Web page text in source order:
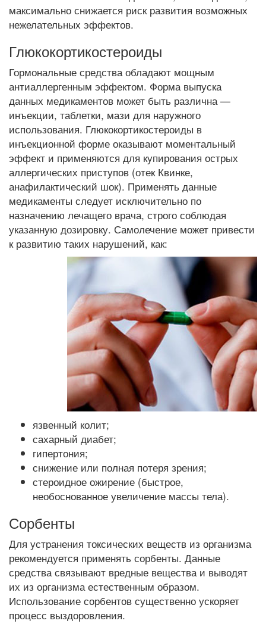
максимально снижается риск развития возможных
нежелательных эффектов.
Глюкокортикостероиды
Гормональные средства обладают мощным
антиаллергенным эффектом. Форма выпуска
данных медикаментов может быть различна —
инъекции, таблетки, мази для наружного
использования. Глюкокортикостероиды в
инъекционной форме оказывают моментальный
эффект и применяются для купирования острых
аллергических приступов (отек Квинке,
анафилактический шок). Применять данные
медикаменты следует исключительно по
назначению лечащего врача, строго соблюдая
указанную дозировку. Самолечение может привести
к развитию таких нарушений, как:
язвенный колит;
сахарный диабет;
гипертония;
снижение или полная потеря зрения;
стероидное ожирение (быстрое,
необоснованное увеличение массы тела).
Сорбенты
Для устранения токсических веществ из организма
рекомендуется применять сорбенты. Данные
средства связывают вредные вещества и выводят
их из организма естественным образом.
Использование сорбентов существенно ускоряет
процесс выздоровления.